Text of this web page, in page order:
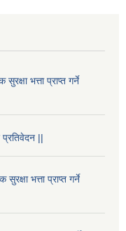
भत्ता प्राप्त गर्ने
प्रतिवेदन ||
भत्ता प्राप्त गर्ने